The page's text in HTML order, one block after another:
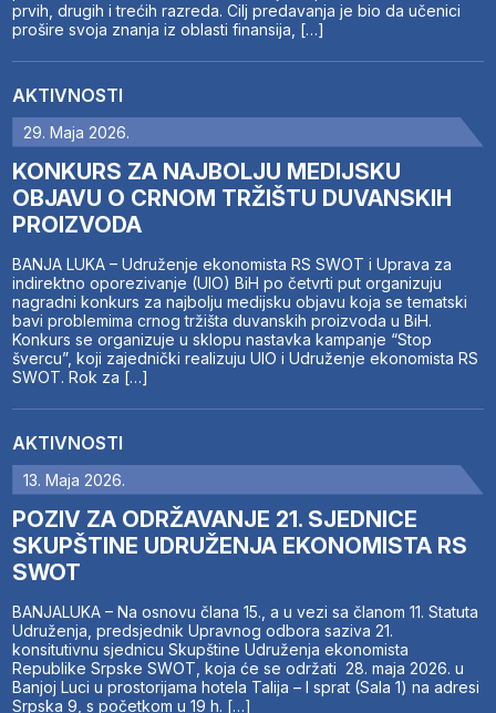
prvih, drugih i trećih razreda. Cilj predavanja je bio da učenici
prošire svoja znanja iz oblasti finansija, […]
AKTIVNOSTI
29. Maja 2026.
KONKURS ZA NAJBOLJU MEDIJSKU
OBJAVU O CRNOM TRŽIŠTU DUVANSKIH
PROIZVODA
BANJA LUKA – Udruženje ekonomista RS SWOT i Uprava za
indirektno oporezivanje (UIO) BiH po četvrti put organizuju
nagradni konkurs za najbolju medijsku objavu koja se tematski
bavi problemima crnog tržišta duvanskih proizvoda u BiH.
Konkurs se organizuje u sklopu nastavka kampanje “Stop
švercu”, koji zajednički realizuju UIO i Udruženje ekonomista RS
SWOT. Rok za […]
AKTIVNOSTI
13. Maja 2026.
POZIV ZA ODRŽAVANJE 21. SJEDNICE
SKUPŠTINE UDRUŽENJA EKONOMISTA RS
SWOT
BANJALUKA – Na osnovu člana 15., a u vezi sa članom 11. Statuta
Udruženja, predsjednik Upravnog odbora saziva 21.
konsitutivnu sjednicu Skupštine Udruženja ekonomista
Republike Srpske SWOT, koja će se održati 28. maja 2026. u
Banjoj Luci u prostorijama hotela Talija – I sprat (Sala 1) na adresi
Srpska 9, s početkom u 19 h. […]